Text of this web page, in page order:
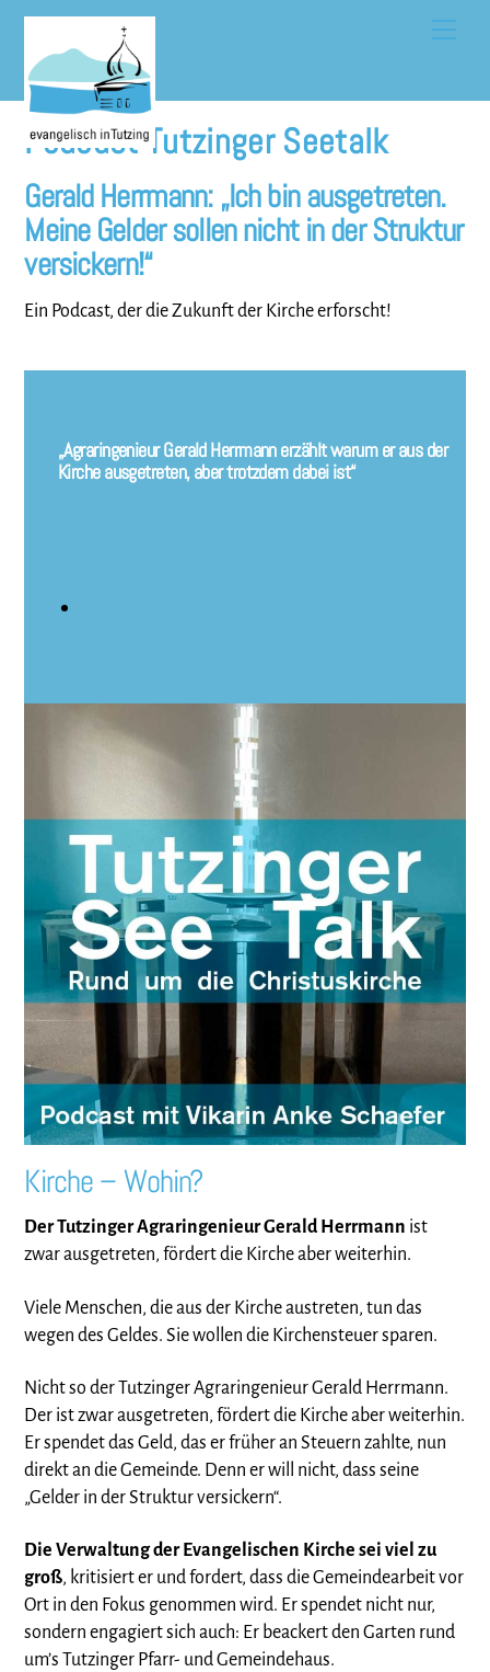
Skip
content
Podcast Tutzinger Seetalk
Gerald Herrmann: „Ich bin ausgetreten.
Meine Gelder sollen nicht in der Struktur
versickern!“
Ein Podcast, der die Zukunft der Kirche erforscht!
„Agraringenieur Gerald Herrmann erzählt warum er aus der
Kirche ausgetreten, aber trotzdem dabei ist“
Kirche – Wohin?
Der Tutzinger Agraringenieur Gerald Herrmann ist
zwar ausgetreten, fördert die Kirche aber weiterhin.
Viele Menschen, die aus der Kirche austreten, tun das
wegen des Geldes. Sie wollen die Kirchensteuer sparen.
Nicht so der Tutzinger Agraringenieur Gerald Herrmann.
Der ist zwar ausgetreten, fördert die Kirche aber weiterhin.
Er spendet das Geld, das er früher an Steuern zahlte, nun
direkt an die Gemeinde. Denn er will nicht, dass seine
„Gelder in der Struktur versickern“.
Die Verwaltung der Evangelischen Kirche sei viel zu
groß, kritisiert er und fordert, dass die Gemeindearbeit vor
Ort in den Fokus genommen wird. Er spendet nicht nur,
sondern engagiert sich auch: Er beackert den Garten rund
um’s Tutzinger Pfarr- und Gemeindehaus.